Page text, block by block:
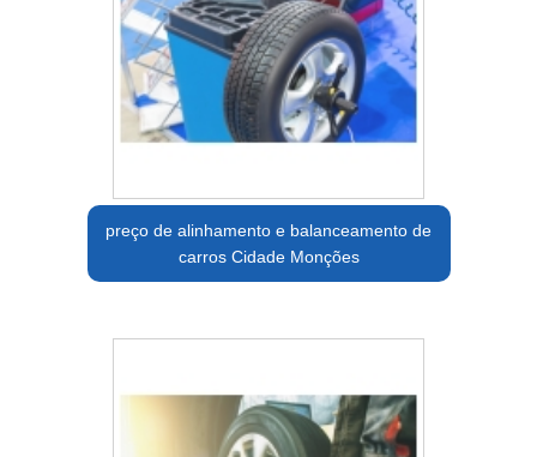
preço de alinhamento e balanceamento de
carros Cidade Monções